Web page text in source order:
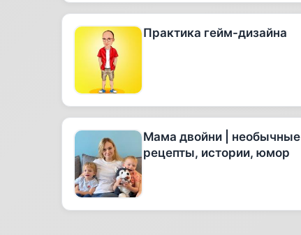
Практика гейм-дизайна
Мама двойни | необычные
рецепты, истории, юмор